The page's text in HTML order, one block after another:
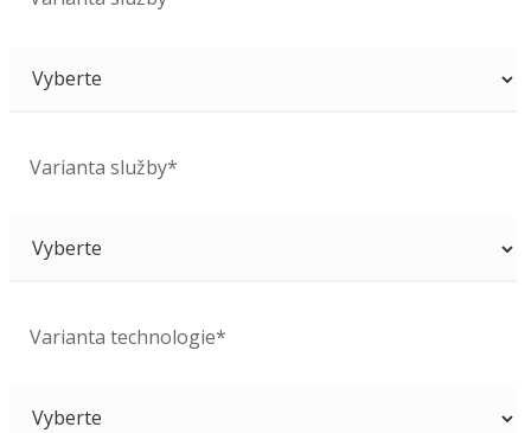
Varianta služby*
Varianta technologie*